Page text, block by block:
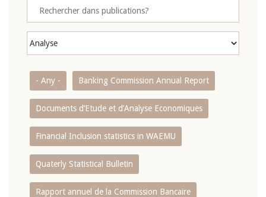
- Any - Banking Commission Annual Report
Documents d’Etude et d’Analyse Economiques
Financial Inclusion statistics in WAEMU
Quaterly Statistical Bulletin
Rapport annuel de la Commission Bancaire